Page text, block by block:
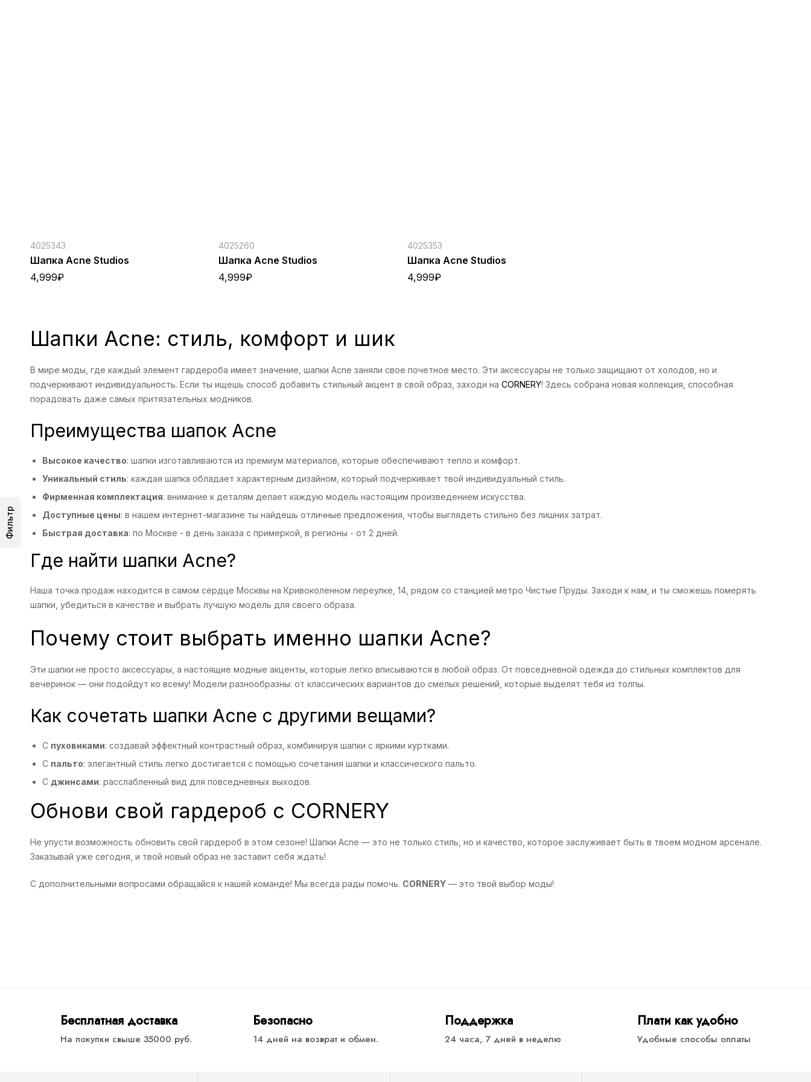
Фильтр
4025343
Шапка Acne Studios
4,999₽
4025260
Шапка Acne Studios
4,999₽
4025353
Шапка Acne Studios
4,999₽
Шапки Acne: стиль, комфорт и шик
В мире моды, где каждый элемент гардероба имеет значение, шапки Acne заняли свое почетное место. Эти аксессуары не только защищают от холодов, но и
подчеркивают индивидуальность. Если ты ищешь способ добавить стильный акцент в свой образ, заходи на CORNERY! Здесь собрана новая коллекция, способная
порадовать даже самых притязательных модников.
Преимущества шапок Acne
Высокое качество: шапки изготавливаются из премиум материалов, которые обеспечивают тепло и комфорт.
Уникальный стиль: каждая шапка обладает характерным дизайном, который подчеркивает твой индивидуальный стиль.
Фирменная комплектация: внимание к деталям делает каждую модель настоящим произведением искусства.
Доступные цены: в нашем интернет-магазине ты найдешь отличные предложения, чтобы выглядеть стильно без лишних затрат.
Быстрая доставка: по Москве - в день заказа с примеркой, в регионы - от 2 дней.
Где найти шапки Acne?
Наша точка продаж находится в самом сердце Москвы на Кривоколенном переулке, 14, рядом со станцией метро Чистые Пруды. Заходи к нам, и ты сможешь померять
шапки, убедиться в качестве и выбрать лучшую модель для своего образа.
Почему стоит выбрать именно шапки Acne?
Эти шапки не просто аксессуары, а настоящие модные акценты, которые легко вписываются в любой образ. От повседневной одежда до стильных комплектов для
вечеринок — они подойдут ко всему! Модели разнообразны: от классических вариантов до смелых решений, которые выделят тебя из толпы.
Как сочетать шапки Acne с другими вещами?
С пуховиками: создавай эффектный контрастный образ, комбинируя шапки с яркими куртками.
С пальто: элегантный стиль легко достигается с помощью сочетания шапки и классического пальто.
С джинсами: расслабленный вид для повседневных выходов.
Обнови свой гардероб с CORNERY
Не упусти возможность обновить свой гардероб в этом сезоне! Шапки Acne — это не только стиль, но и качество, которое заслуживает быть в твоем модном арсенале.
Заказывай уже сегодня, и твой новый образ не заставит себя ждать!
С дополнительными вопросами обращайся к нашей команде! Мы всегда рады помочь. CORNERY — это твой выбор моды!
Бесплатная доставка
На покупки свыше 35000 руб.
Безопасно
14 дней на возврат и обмен.
Поддержка
24 часа, 7 дней в неделю
Плати как удобно
Удобные способы оплаты